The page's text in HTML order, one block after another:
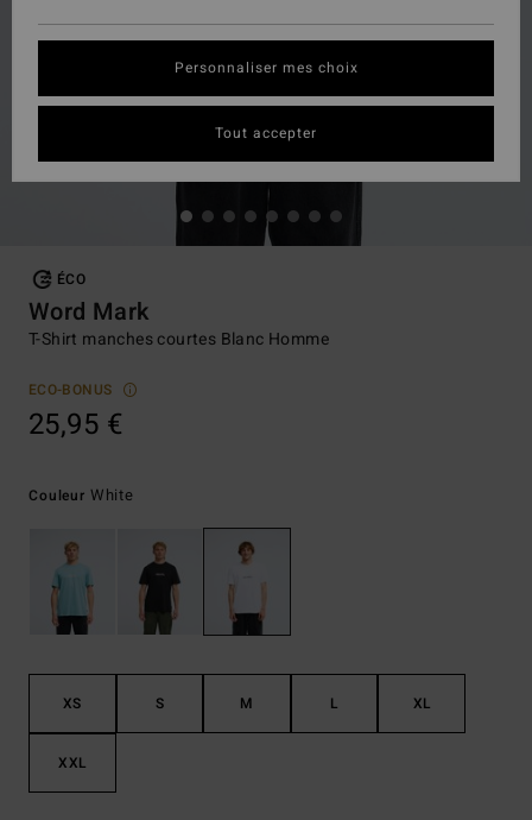
ÉCO
Word Mark
T-Shirt manches courtes Blanc Homme
ECO-BONUS
25,95 €
Couleur White
XS S M L XL
XXL
Personnaliser mes choix
Tout accepter